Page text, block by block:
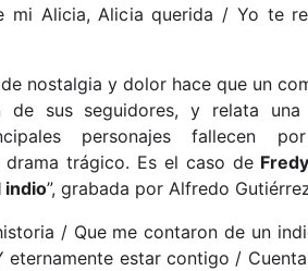
mi Alicia, Alicia querida / Yo te
nostalgia y dolor hace que un
de sus seguidores, y relata una
personajes fallecen
drama trágico. Es el caso de
indio”, grabada por Alfredo
/ Que me contaron de un
eternamente estar contigo /